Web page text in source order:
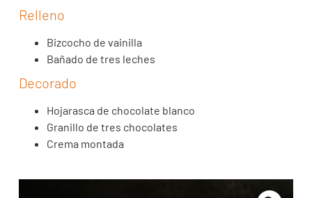
Relleno
Bizcocho de vainilla
Bañado de tres leches
Decorado
Hojarasca de chocolate blanco
Granillo de tres chocolates
Crema montada